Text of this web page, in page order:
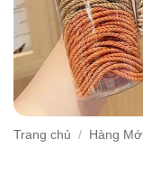
Trang chủ / Hàng